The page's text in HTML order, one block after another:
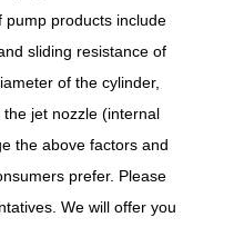
pump products include
sliding resistance of
of the cylinder,
jet nozzle (internal
the above factors and
prefer. Please
We will offer you